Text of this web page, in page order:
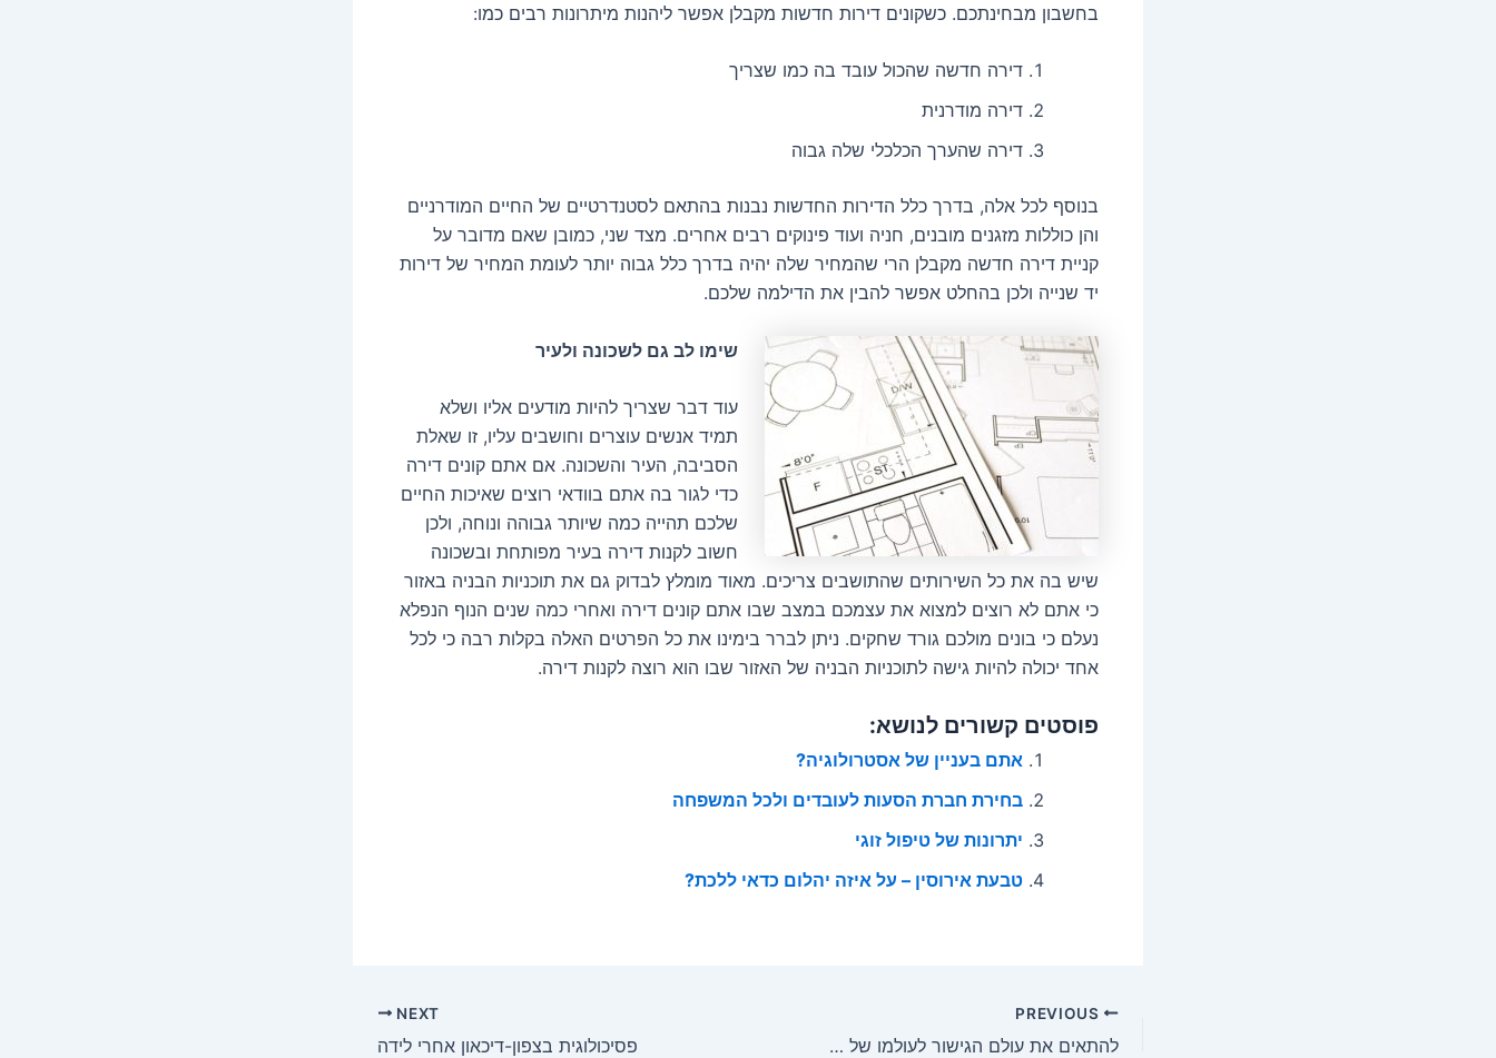
בחשבון מבחינתכם. כשקונים דירות חדשות מקבלן אפשר ליהנות מיתרונות רבים כמו:
דירה חדשה שהכול עובד בה כמו שצריך
דירה מודרנית
דירה שהערך הכלכלי שלה גבוה
בנוסף לכל אלה, בדרך כלל הדירות החדשות נבנות בהתאם לסטנדרטיים של החיים המודרניים
והן כוללות מזגנים מובנים, חניה ועוד פינוקים רבים אחרים. מצד שני, כמובן שאם מדובר על
קניית דירה חדשה מקבלן הרי שהמחיר שלה יהיה בדרך כלל גבוה יותר לעומת המחיר של דירות
יד שנייה ולכן בהחלט אפשר להבין את הדילמה שלכם.
שימו לב גם לשכונה ולעיר
עוד דבר שצריך להיות מודעים אליו ושלא
תמיד אנשים עוצרים וחושבים עליו, זו שאלת
הסביבה, העיר והשכונה. אם אתם קונים דירה
כדי לגור בה אתם בוודאי רוצים שאיכות החיים
שלכם תהייה כמה שיותר גבוהה ונוחה, ולכן
חשוב לקנות דירה בעיר מפותחת ובשכונה
שיש בה את כל השירותים שהתושבים צריכים. מאוד מומלץ לבדוק גם את תוכניות הבניה באזור
כי אתם לא רוצים למצוא את עצמכם במצב שבו אתם קונים דירה ואחרי כמה שנים הנוף הנפלא
נעלם כי בונים מולכם גורד שחקים. ניתן לברר בימינו את כל הפרטים האלה בקלות רבה כי לכל
אחד יכולה להיות גישה לתוכניות הבניה של האזור שבו הוא רוצה לקנות דירה.
פוסטים קשורים לנושא:
אתם בעניין של אסטרולוגיה?
בחירת חברת הסעות לעובדים ולכל המשפחה
יתרונות של טיפול זוגי
טבעת אירוסין – על איזה יהלום כדאי ללכת?
Post
navigation
להתאים את עולם הגישור לעולמו של הילד
NEXT
פסיכולוגית בצפון-דיכאון אחרי לידה